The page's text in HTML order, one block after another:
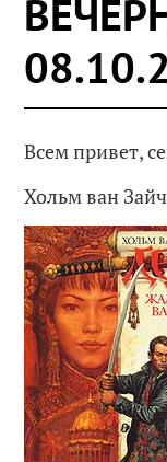
Всем привет,
Хольм ван